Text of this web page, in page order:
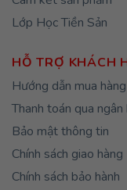
Lớp Học Tiền Sản
HỖ TRỢ KHÁCH
Hướng dẫn mua hàng
Thanh toán qua ngân
Bảo mật thông tin
Chính sách giao hàng
Chính sách bảo hành